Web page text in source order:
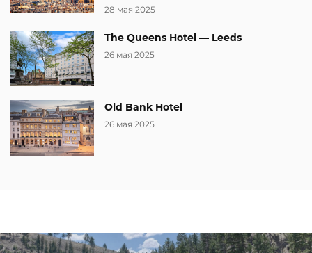
28 мая 2025
The Queens Hotel — Leeds
26 мая 2025
Old Bank Hotel
26 мая 2025